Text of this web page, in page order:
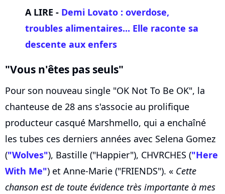
A LIRE - Demi Lovato : overdose,
troubles alimentaires... Elle raconte sa
descente aux enfers
"Vous n'êtes pas seuls"
Pour son nouveau single "OK Not To Be OK", la
chanteuse de 28 ans s'associe au prolifique
producteur casqué Marshmello, qui a enchaîné
les tubes ces derniers années avec Selena Gomez
("Wolves"), Bastille ("Happier"), CHVRCHES ("Here
With Me") et Anne-Marie ("FRIENDS"). « Cette
chanson est de toute évidence très importante à mes